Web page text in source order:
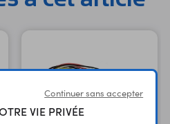
Continuer sans accepter
VIE PRIVÉE